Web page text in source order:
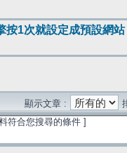
按1次就設定成預設網站
顯示文章 :
符合您搜尋的條件 ]